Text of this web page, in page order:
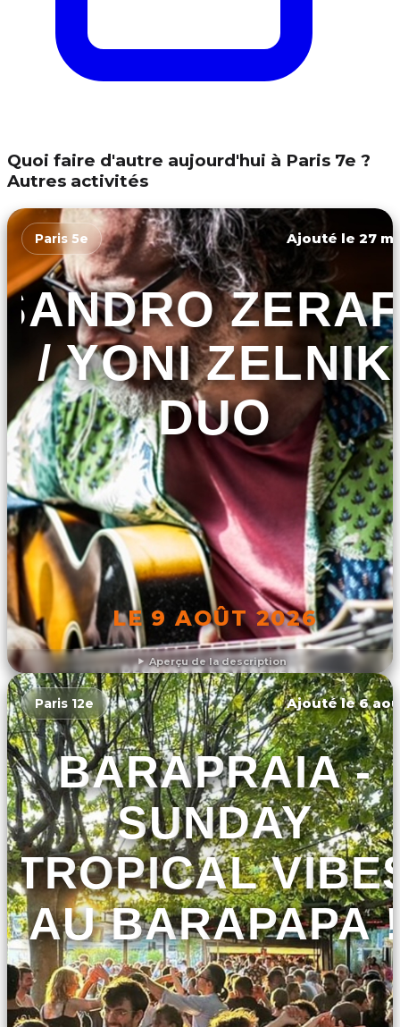
Quoi faire d'autre aujourd'hui à Paris 7e ?
Autres activités
Aperçu de la description
Paris 5e Ajouté le 27
/ YONI ZELNIK
DUO
LE 9 AOÛT 2026
DÉCOUVRIR L'ÉVÉNEMENT
Paris 12e Ajouté le 6
BARAPRAIA -
SUNDAY
TROPICAL
AU BARAPAPA !